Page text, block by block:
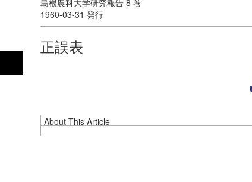
島根農科大学研究報告 8 巻
1960-03-31 発行
正誤表
About This Article